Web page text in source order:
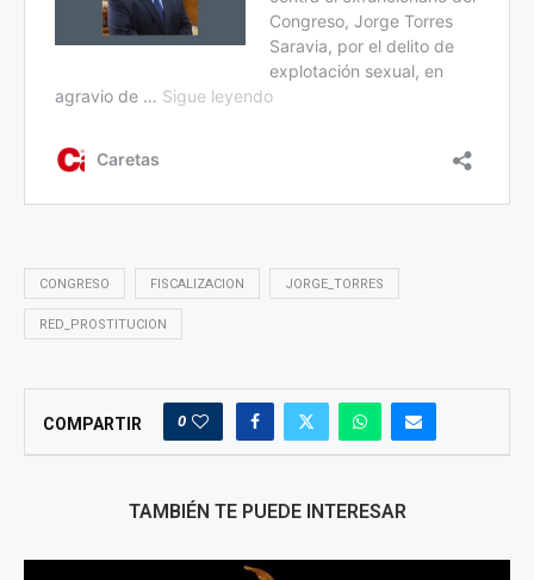
CONGRESO FISCALIZACION JORGE_TORRES
RED_PROSTITUCION
COMPARTIR 0
TAMBIÉN TE PUEDE INTERESAR